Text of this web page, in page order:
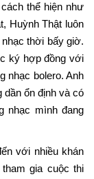
thể hiện như
Huỳnh Thật luôn
thời bấy giờ.
ký hợp đồng với
nhạc bolero. Anh
dần ổn định và có
nhạc mình đang
với nhiều khán
gia cuộc thi